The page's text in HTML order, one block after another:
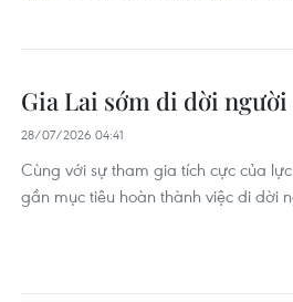
Gia Lai sớm di dời
28/07/2026 04:41
Cùng với sự tham gia tích cực của
gần mục tiêu hoàn thành việc di